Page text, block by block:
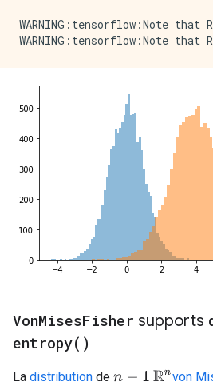
WARNING:tensorflow:Note
VonMisesFisher supports
entropy( )
La distribution de n− 1 Rn von